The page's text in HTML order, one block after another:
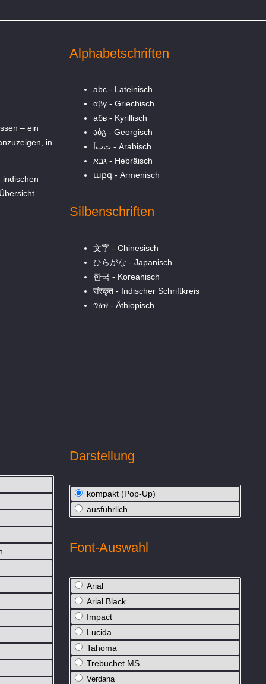
Alphabetschriften
abc - Lateinisch
αβγ - Griechisch
абв - Kyrillisch
აბგ - Georgisch
ﺕﺏ‏آ‎ - Arabisch
‏א‎‏ב‎‏ג‎ - Hebräisch
աբգ - Armenisch
Silbenschriften
文字 - Chinesisch
ひらがな - Japanisch
한국 - Koreanisch
संस्कृत - Indischer Schriftkreis
ግዕዝ - Äthiopisch
Darstellung
kompakt (Pop-Up)
ausführlich
Font-Auswahl
Arial
Arial Black
Impact
Lucida
Tahoma
Trebuchet MS
Verdana
– ein
in
indischen